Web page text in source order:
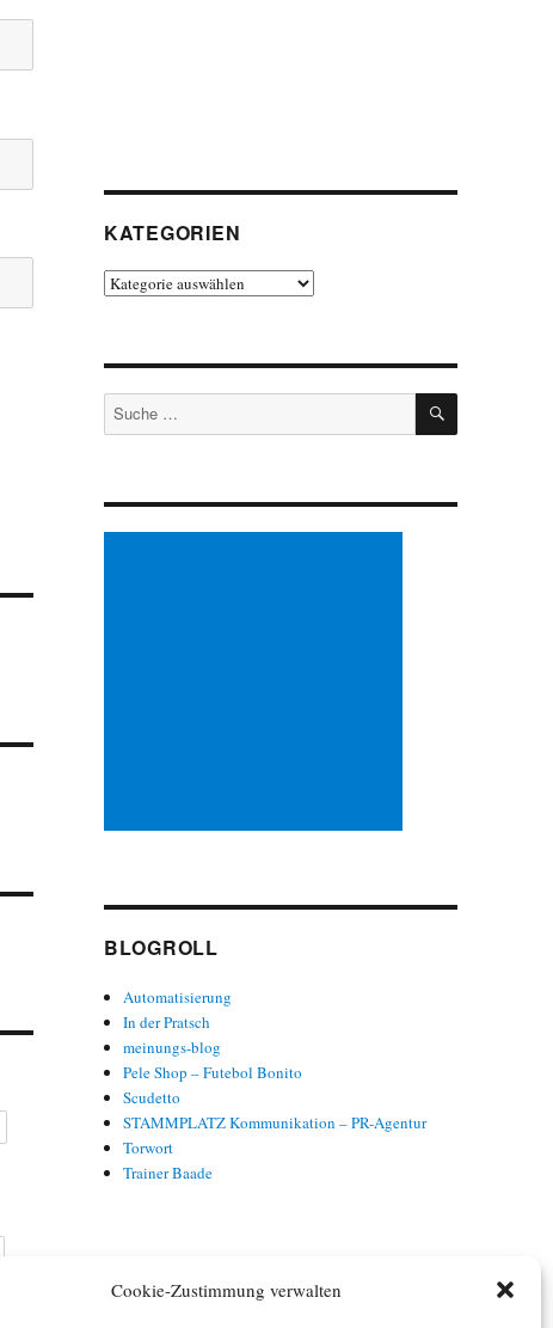
Cookie-Zustimmung verwalten
KATEGORIEN
Kategorien
Suche
nach:
SUCHEN
BLOGROLL
Automatisierung
In der Pratsch
meinungs-blog
Pele Shop – Futebol Bonito
Scudetto
STAMMPLATZ Kommunikation – PR-Agentur
Torwort
Trainer Baade